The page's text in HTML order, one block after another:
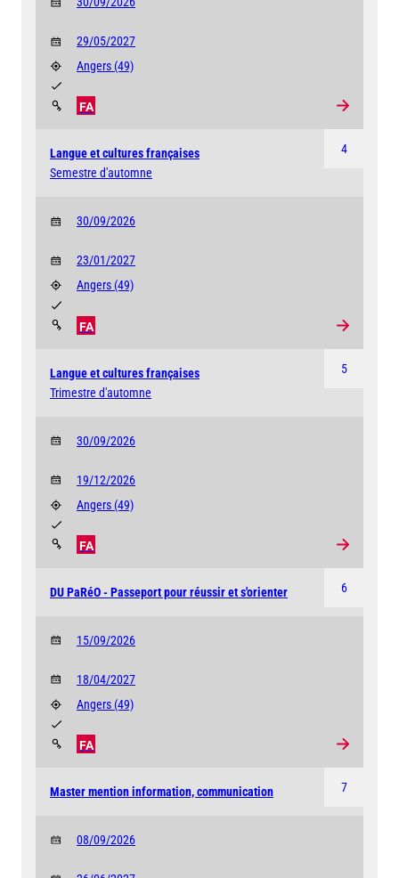
29/05/2027
Angers (49)
FA
4
Langue et cultures françaises
Semestre d'automne
30/09/2026
23/01/2027
Angers (49)
FA
5
Langue et cultures françaises
Trimestre d'automne
30/09/2026
19/12/2026
Angers (49)
FA
6
DU PaRéO - Passeport pour réussir et s'orienter
15/09/2026
18/04/2027
Angers (49)
FA
7
Master mention information, communication
08/09/2026